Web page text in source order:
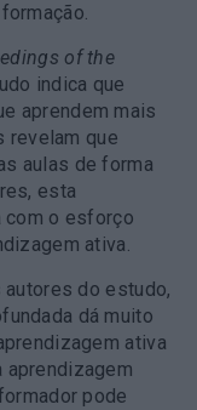
of the
indica que
aprendem mais
revelam que
aulas de forma
esta
com o esforço
ativa.
do estudo,
dá muito
ativa
aprendizagem
pode